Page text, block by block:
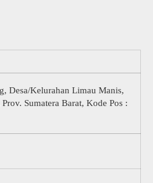
Desa/Kelurahan Limau Manis,
Sumatera Barat, Kode Pos :